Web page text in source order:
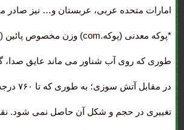
امارات متحده عربی، عربستان و… نیز
طوری که روی آب شناور می ماند عایق صدا،
در مقابل
تغییری در حجم و شکل آن حاصل نمی شود.